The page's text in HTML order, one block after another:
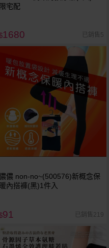
限宅配
1680 已銷售5
儂儂 non-no~(500576)新概念保
暖內搭褲(黑)1件入
91 已銷售219